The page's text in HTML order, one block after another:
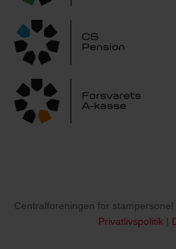
Centralforeningen for
Privatlivspolitik |